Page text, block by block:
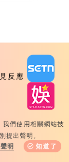
反應
舊宗路一段159
我們使用相關網站技
提出聲明。
明
知道了